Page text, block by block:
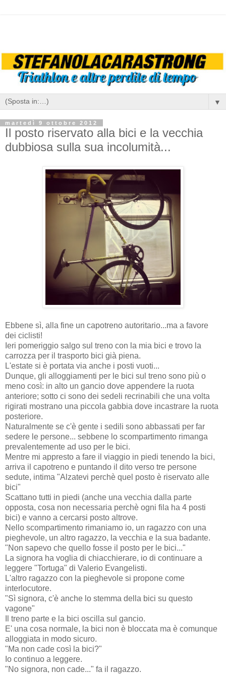
▼
martedì 9 ottobre 2012
Il posto riservato alla bici e la vecchia
dubbiosa sulla sua incolumità...
Ebbene sì, alla fine un capotreno autoritario...ma a favore
dei ciclisti!
Ieri pomeriggio salgo sul treno con la mia bici e trovo la
carrozza per il trasporto bici già piena.
L'estate si è portata via anche i posti vuoti...
Dunque, gli alloggiamenti per le bici sul treno sono più o
meno così: in alto un gancio dove appendere la ruota
anteriore; sotto ci sono dei sedeli recrinabili che una volta
rigirati mostrano una piccola gabbia dove incastrare la ruota
posteriore.
Naturalmente se c'è gente i sedili sono abbassati per far
sedere le persone... sebbene lo scompartimento rimanga
prevalentemente ad uso per le bici.
Mentre mi appresto a fare il viaggio in piedi tenendo la bici,
arriva il capotreno e puntando il dito verso tre persone
sedute, intima "Alzatevi perchè quel posto è riservato alle
bici"
Scattano tutti in piedi (anche una vecchia dalla parte
opposta, cosa non necessaria perchè ogni fila ha 4 posti
bici) e vanno a cercarsi posto altrove.
Nello scompartimento rimaniamo io, un ragazzo con una
pieghevole, un altro ragazzo, la vecchia e la sua badante.
"Non sapevo che quello fosse il posto per le bici..."
La signora ha voglia di chiacchierare, io di continuare a
leggere "Tortuga" di Valerio Evangelisti.
L'altro ragazzo con la pieghevole si propone come
interlocutore.
"Sì signora, c'è anche lo stemma della bici su questo
vagone"
Il treno parte e la bici oscilla sul gancio.
E' una cosa normale, la bici non è bloccata ma è comunque
alloggiata in modo sicuro.
"Ma non cade così la bici?"
Io continuo a leggere.
"No signora, non cade..." fa il ragazzo.